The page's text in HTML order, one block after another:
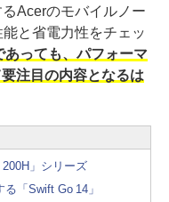
Acerのモバイルノー
と省電力性をチェッ
あっても、パフォーマ
注目の内容となるは
」シリーズ
「Swift Go 14」